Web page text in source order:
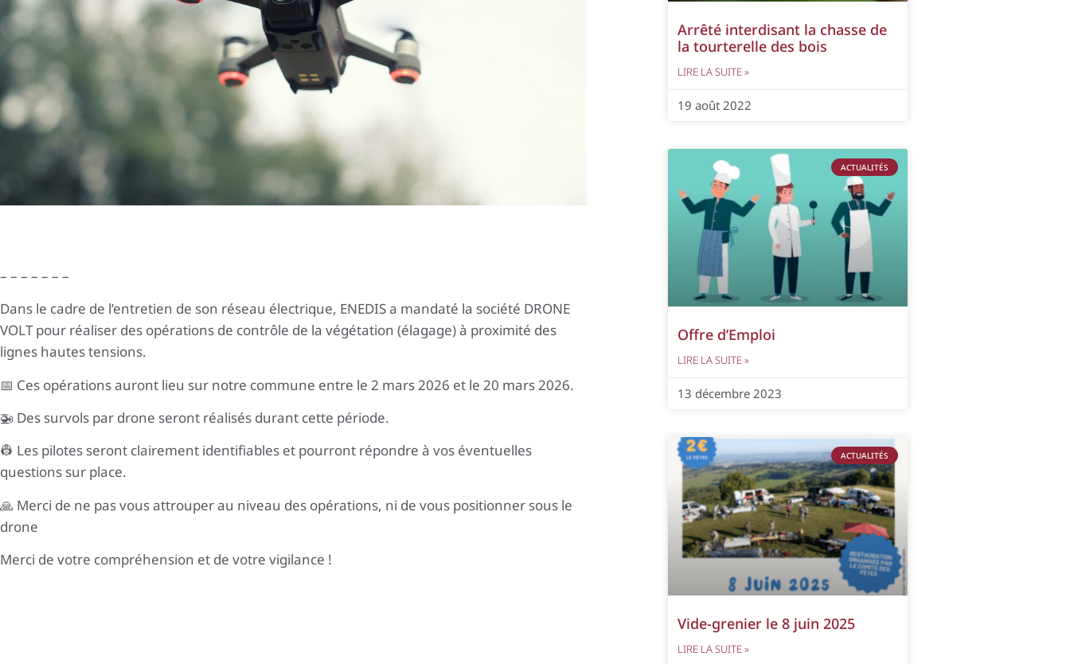
– – – – – – –
Dans le cadre de l’entretien de son réseau électrique, ENEDIS a mandaté la société DRONE
VOLT pour réaliser des opérations de contrôle de la végétation (élagage) à proximité des
lignes hautes tensions.
📅 Ces opérations auront lieu sur notre commune entre le 2 mars 2026 et le 20 mars 2026.
🚁 Des survols par drone seront réalisés durant cette période.
👷 Les pilotes seront clairement identifiables et pourront répondre à vos éventuelles
questions sur place.
🙏 Merci de ne pas vous attrouper au niveau des opérations, ni de vous positionner sous le
drone
Merci de votre compréhension et de votre vigilance !
Arrêté interdisant la chasse de
la tourterelle des bois
LIRE LA SUITE »
19 août 2022
ACTUALITÉS
Offre d’Emploi
LIRE LA SUITE »
13 décembre 2023
ACTUALITÉS
Vide-grenier le 8 juin 2025
LIRE LA SUITE »